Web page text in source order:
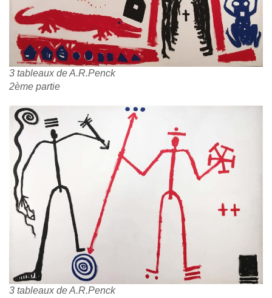
3 tableaux de A.R.Penck
2ème partie
3 tableaux de A.R.Penck